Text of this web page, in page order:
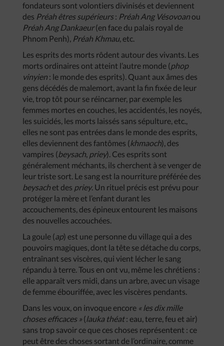
fondateurs sont volontiers divinisés et deviennent
des Préah êtres supérieurs: Préah Ang Vésovoanou
Préah Ang Dankaeur(en face du palais royal de
Phnom Penh), Préah Khmau, etc.
Les esprits des morts rôdent autour des vivants. Les
morts ordinaires ont atteint l’autre monde (phop
vinyien : le monde des esprits). Quant aux âmes des
gens décédés de malemort, avant la fin fixée de leur
vie, trop tôt pour se réincarner, par exemple les
femmes mortes en couches, les accidentés, les noyés,
les suicidés, les morts laissés sans sépulture, etc.,
elles ne sont pas entrées dans le monde des esprits,
elles deviennent des fantômes (khmaoch), des
vampires (beysach, priey). Ces esprits sont
généralement méchants, ils cherchent à se venger de
leur triste sort. Le sang est la nourriture préférée des
beysach et des priey. Un rituel précis est prévu pour
protéger la mère et l’enfant durant les
accouchements, des épineux entourent les maisons
des nouvelles accouchées.
La goule (ap) est une personne du village qui a des
pouvoirs magiques, dont la tête se détache du corps,
entraînant ses viscères, qui vient lécher le sang
répandu à terre. Tous en ont vu, même les chrétiens :
elle apparaît vers midi, dans un arbre, avec un visage
de femme ébouriffée, avec les viscères pendants.
Dans les voux, on invoque encore « les dix mille
choses efficaces » (lauka théat: eau, terre, feu et air)
sans trop savoir ce que ces choses représentent : ce
peut être des choses sortant de l’ordinaire, comme